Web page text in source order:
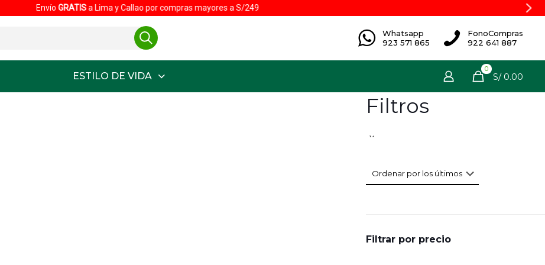
EnvíoGRATISa Lima y Callao por compras mayores a S/249
Whatsapp
923 571 865
FonoCompras
922 641 887
ESTILO DE VIDA
0
S/ 0.00
Filtros
Filtrar por precio